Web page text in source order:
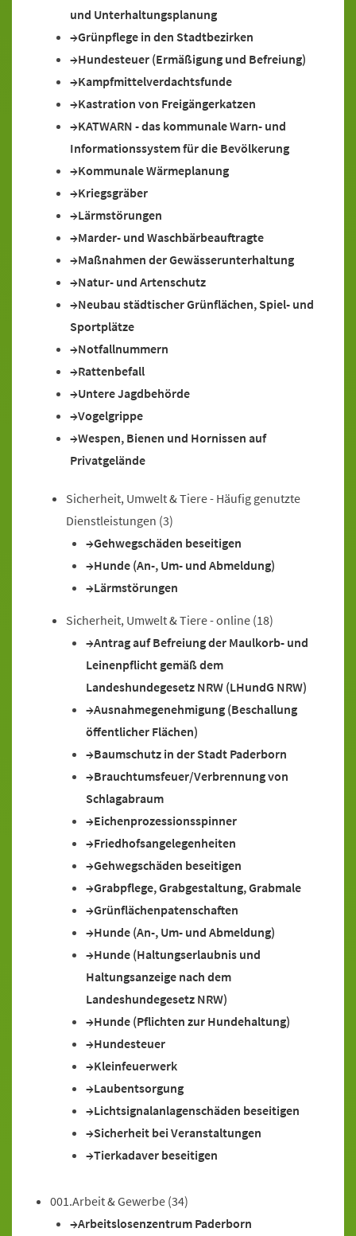
und Unterhaltungsplanung
Grünpflege in den Stadtbezirken
Hundesteuer (Ermäßigung und Befreiung)
Kampfmittelverdachtsfunde
Kastration von Freigängerkatzen
KATWARN - das kommunale Warn- und
Informationssystem für die Bevölkerung
Kommunale Wärmeplanung
Kriegsgräber
Lärmstörungen
Marder- und Waschbärbeauftragte
Maßnahmen der Gewässerunterhaltung
Natur- und Artenschutz
Neubau städtischer Grünflächen, Spiel- und
Sportplätze
Notfallnummern
Rattenbefall
Untere Jagdbehörde
Vogelgrippe
Wespen, Bienen und Hornissen auf
Privatgelände
Sicherheit, Umwelt & Tiere - Häufig genutzte
Dienstleistungen (3)
Gehwegschäden beseitigen
Hunde (An-, Um- und Abmeldung)
Lärmstörungen
Sicherheit, Umwelt & Tiere - online (18)
Antrag auf Befreiung der Maulkorb- und
Leinenpflicht gemäß dem
Landeshundegesetz NRW (LHundG NRW)
Ausnahmegenehmigung (Beschallung
öffentlicher Flächen)
Baumschutz in der Stadt Paderborn
Brauchtumsfeuer/Verbrennung von
Schlagabraum
Eichenprozessionsspinner
Friedhofsangelegenheiten
Gehwegschäden beseitigen
Grabpflege, Grabgestaltung, Grabmale
Grünflächenpatenschaften
Hunde (An-, Um- und Abmeldung)
Hunde (Haltungserlaubnis und
Haltungsanzeige nach dem
Landeshundegesetz NRW)
Hunde (Pflichten zur Hundehaltung)
Hundesteuer
Kleinfeuerwerk
Laubentsorgung
Lichtsignalanlagenschäden beseitigen
Sicherheit bei Veranstaltungen
Tierkadaver beseitigen
001.Arbeit & Gewerbe (34)
Arbeitslosenzentrum Paderborn